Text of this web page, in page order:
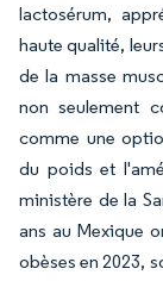
lactosérum,
haute qualité,
de la masse
non seulement
comme une
du poids et
ministère de la
ans au Mexique
obèses en 2023,